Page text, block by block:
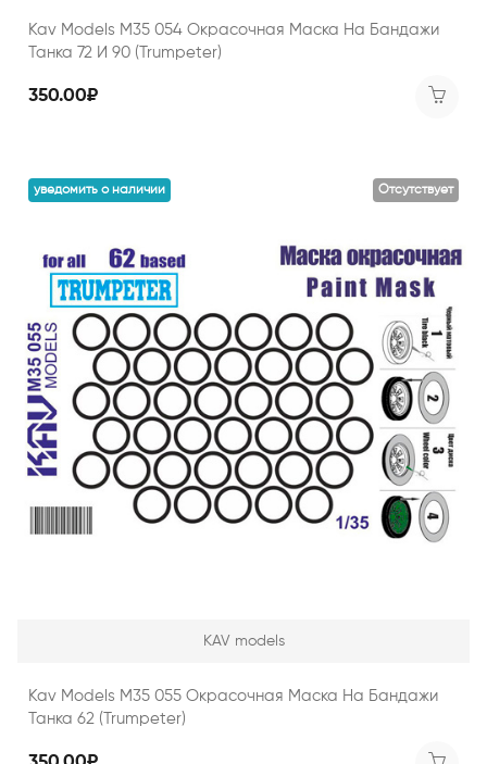
Kav Models M35 054 Окрасочная Маска На Бандажи
Танка 72 И 90 (Trumpeter)
350.00₽
Отсутствует
уведомить о наличии
KAV models
Kav Models M35 055 Окрасочная Маска На Бандажи
Танка 62 (Trumpeter)